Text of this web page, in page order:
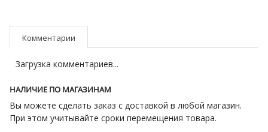
Комментарии
Загрузка комментариев...
НАЛИЧИЕ ПО МАГАЗИНАМ
Вы можете сделать заказ с доставкой в любой магазин.
При этом учитывайте сроки перемещения товара.